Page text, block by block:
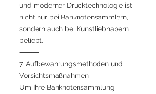
und moderner Drucktechnologie ist
nicht nur bei Banknotensammlern,
sondern auch bei Kunstliebhabern
beliebt.
⸻
7. Aufbewahrungsmethoden und
Vorsichtsmaßnahmen
Um Ihre Banknotensammlung